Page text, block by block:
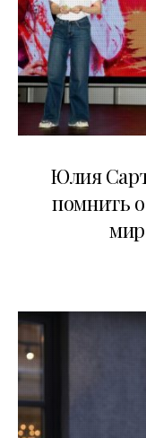
Юлия
помнить
мир